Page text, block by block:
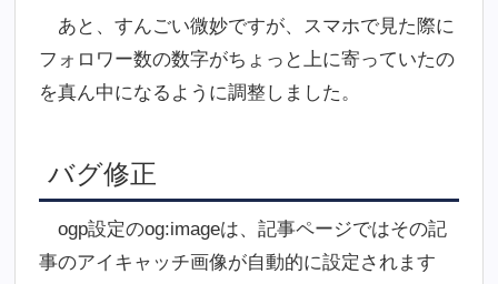
あと、すんごい微妙ですが、スマホで見た際に
フォロワー数の数字がちょっと上に寄っていたの
を真ん中になるように調整しました。
バグ修正
ogp設定のog:imageは、記事ページではその記
事のアイキャッチ画像が自動的に設定されます